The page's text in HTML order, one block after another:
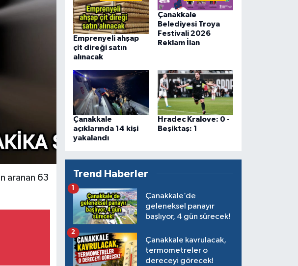
aranan 63
Emprenyeli ahşap
çit direği satın
alınacak
Çanakkale
Belediyesi Troya
Festivali 2026
Reklam İlan
Çanakkale
açıklarında 14 kişi
yakalandı
Hradec Kralove: 0 -
Beşiktaş: 1
Trend Haberler
Çanakkale’de
geleneksel panayır
başlıyor, 4 gün sürecek!
1
Çanakkale kavrulacak,
termometreler o
dereceyi görecek!
2